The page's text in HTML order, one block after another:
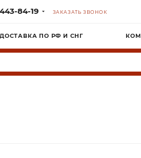
84-19 ЗАКАЗАТЬ ЗВОНОК
ДОСТАВКА ПО РФ И СНГ